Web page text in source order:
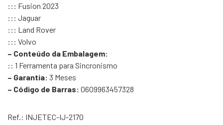
::: Fusion 2023
::: Jaguar
::: Land Rover
::: Volvo
– Conteúdo da Embalagem:
:: 1 Ferramenta para Sincronismo
– Garantia: 3 Meses
– Código de Barras: 0609963457328
Ref.: INJETEC-IJ-2170